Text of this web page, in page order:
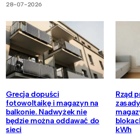
28-07-2026
Grecja dopuści
fotowoltaikę i magazyn na
balkonie. Nadwyżek nie
będzie można oddawać do
sieci
Rząd
kWh